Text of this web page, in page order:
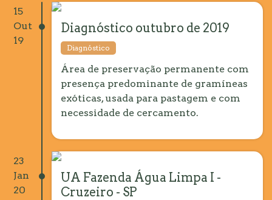
15
Out
19
Diagnóstico outubro de 2019
Diagnóstico
Área de preservação permanente com
presença predominante de gramíneas
exóticas, usada para pastagem e com
necessidade de cercamento.
23
Jan
20
UA Fazenda Água Limpa I -
Cruzeiro - SP